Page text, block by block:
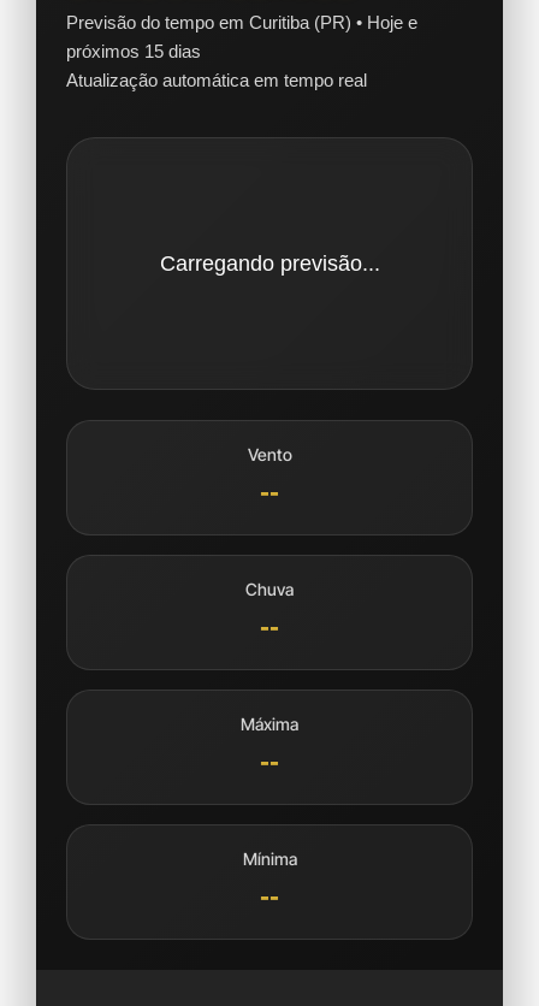
Previsão do tempo em Curitiba (PR) • Hoje e
próximos 15 dias
Atualização automática em tempo real
Carregando previsão...
Vento
--
Chuva
--
Máxima
--
Mínima
--